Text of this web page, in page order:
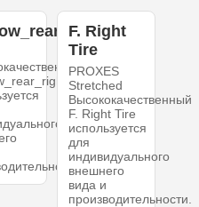
F. Right
Tire
PROXES
Stretched
Высококачественный
F. Right Tire
используется
для
индивидуального
внешнего
вида и
производительности.